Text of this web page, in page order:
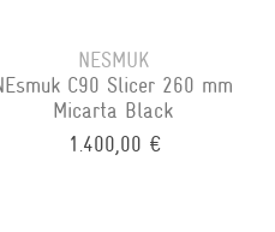
NESMUK
C90 Slicer 260 mm
Micarta Black
1.400,00 €